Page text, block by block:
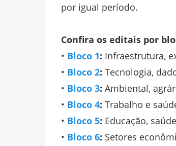
por igual período.
Confira os editais por
• Bloco 1: Infraestrutura,
• Bloco 2: Tecnologia,
• Bloco 3: Ambiental,
• Bloco 4: Trabalho e
• Bloco 5: Educação,
• Bloco 6: Setores